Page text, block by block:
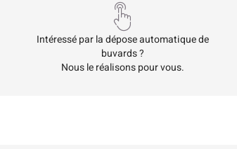
Intéressé par la dépose automatique de
buvards ?
Nous le réalisons pour vous.